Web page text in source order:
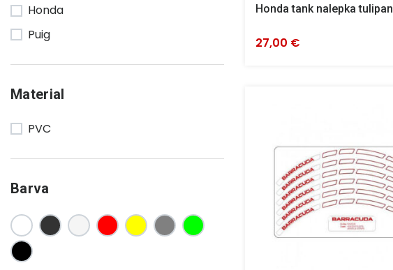
Honda tank nalepka tulipan
27,00 €
Honda
Puig
Material
PVC
Barva